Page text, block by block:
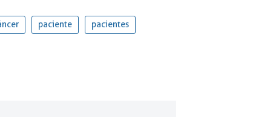
paciente pacientes